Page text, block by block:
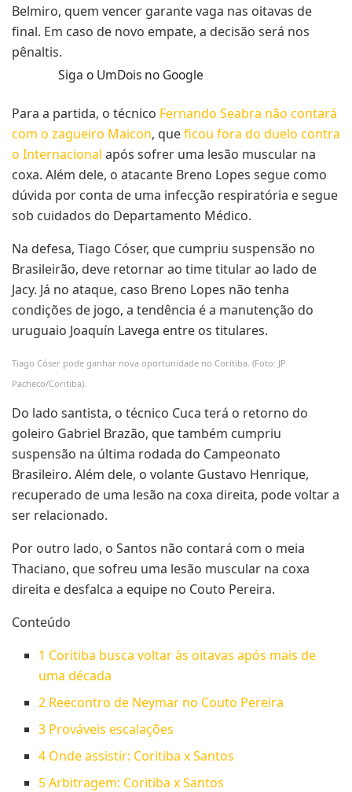
Belmiro, quem vencer garante vaga nas oitavas de
final. Em caso de novo empate, a decisão será nos
pênaltis.
Siga o UmDois no Google
Para a partida, o técnico Fernando Seabra não contará
com o zagueiro Maicon, queficou fora do duelo contra
o Internacional após sofrer uma lesão muscular na
coxa. Além dele, o atacante Breno Lopes segue como
dúvida por conta de uma infecção respiratória e segue
sob cuidados do Departamento Médico.
Na defesa, Tiago Cóser, que cumpriu suspensão no
Brasileirão, deve retornar ao time titular ao lado de
Jacy. Já no ataque, caso Breno Lopes não tenha
condições de jogo, a tendência é a manutenção do
uruguaio Joaquín Lavega entre os titulares.
Tiago Cóser pode ganhar nova oportunidade no Coritiba. (Foto: JP
Pacheco/Coritiba).
Do lado santista, o técnico Cuca terá o retorno do
goleiro Gabriel Brazão, que também cumpriu
suspensão na última rodada do Campeonato
Brasileiro. Além dele, o volante Gustavo Henrique,
recuperado de uma lesão na coxa direita, pode voltar a
ser relacionado.
Por outro lado, o Santos não contará com o meia
Thaciano, que sofreu uma lesão muscular na coxa
direita e desfalca a equipe no Couto Pereira.
Conteúdo
1 Coritiba busca voltar às oitavas após mais de
uma década
2 Reecontro de Neymar no Couto Pereira
3 Prováveis escalações
4 Onde assistir: Coritiba x Santos
5Arbitragem: Coritiba x Santos